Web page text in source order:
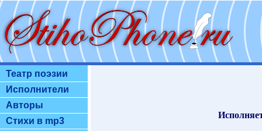
Театр поэзии
Исполнители
Авторы
Стихи в mp3